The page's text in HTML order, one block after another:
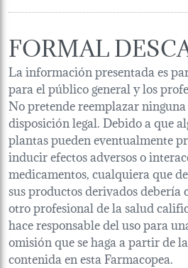
FORMAL
La información presentada es
para el público general y los
No pretende reemplazar
disposición legal. Debido a que
plantas pueden eventualmente
inducir efectos adversos o
medicamentos, cualquiera que
sus productos derivados debería
otro profesional de la salud
hace responsable del uso para
omisión que se haga a partir de
contenida en esta Farmacopea.